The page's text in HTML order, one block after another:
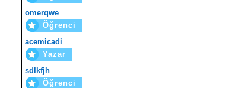
omerqwe
Öğrenci
acemicadi
Yazar
sdlkfjh
Öğrenci